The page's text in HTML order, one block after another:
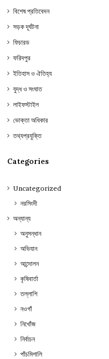
বিশেষ প্রতিবেদন
সড়ক দূর্ঘটনা
ফিচারড
ফরিদপুর
ইতিহাস ও ঐতিহ্য
যুদ্ধ ও সংঘাত
লাইফস্টাইল
ভোক্তা অধিকার
তথ্যপ্রযুক্তি
Categories
Uncategorized
নরসিংদী
অন্যান্য
অনুসন্ধান
অভিযান
আন্দোলন
কৃষিবার্তা
তল্লাশি
নওগাঁ
নিখোঁজ
নির্বাচন
পাঁচমিশালি